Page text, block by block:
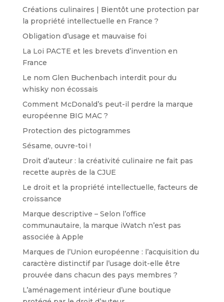
Créations culinaires | Bientôt une protection par
la propriété intellectuelle en France ?
Obligation d’usage et mauvaise foi
La Loi PACTE et les brevets d’invention en
France
Le nom Glen Buchenbach interdit pour du
whisky non écossais
Comment McDonald’s peut-il perdre la marque
européenne BIG MAC ?
Protection des pictogrammes
Sésame, ouvre-toi !
Droit d’auteur : la créativité culinaire ne fait pas
recette auprès de la CJUE
Le droit et la propriété intellectuelle, facteurs de
croissance
Marque descriptive – Selon l’office
communautaire, la marque iWatch n’est pas
associée à Apple
Marques de l’Union européenne : l’acquisition du
caractère distinctif par l’usage doit-elle être
prouvée dans chacun des pays membres ?
L’aménagement intérieur d’une boutique